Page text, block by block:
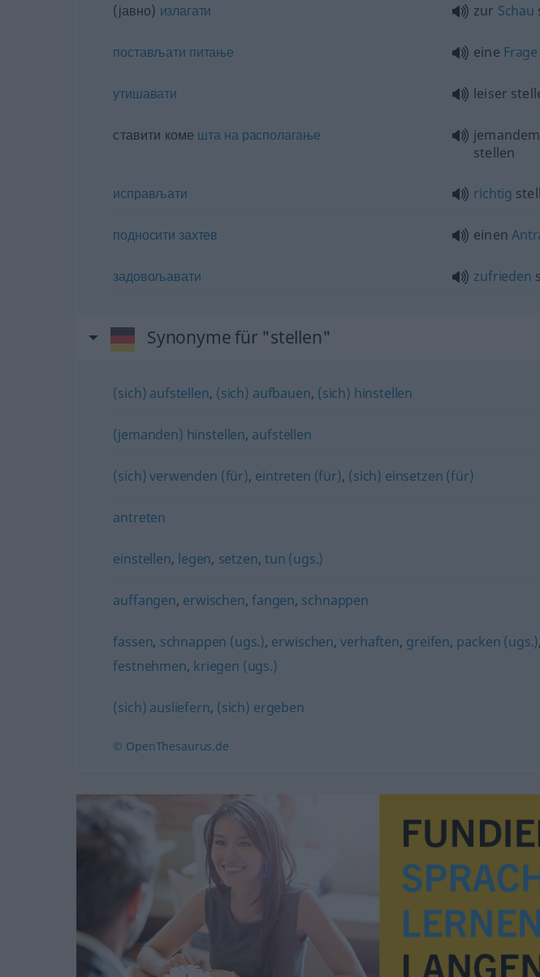
(јавно) излагати zur Schau
постављати питање eine Frage
утишавати leiser
ставити коме шта на располагање jemandem
stellen
исправљати richtig
подносити захтев einen
задовољавати zufrieden
Synonyme für "stellen"
(sich) aufstellen, (sich) aufbauen, (sich) hinstellen
(jemanden) hinstellen, aufstellen
(sich) verwenden (für), eintreten (für), (sich) einsetzen (für)
antreten
einstellen, legen, setzen, tun (ugs.)
auffangen, erwischen,fangen, schnappen
fassen, schnappen (ugs.), erwischen,verhaften, greifen, packen (ugs.),
festnehmen, kriegen (ugs.)
(sich) ausliefern, (sich) ergeben
© OpenThesaurus.de